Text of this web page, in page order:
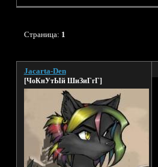
Страница: 1
Jacarta-Den
[ЧоКнУтЫй ШиЗиГгГ]